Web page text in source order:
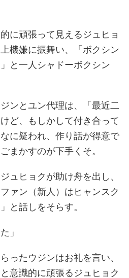
に頑張って見えるジュヒョ
機嫌に振舞い、
「ボクシン
と一人シャドーボクシン
ンとユン代理は、
「最近二
ど、もしかして付き合って
に疑われ、作り話が得意で
まかすのが下手くそ。
ュヒョクが助け舟を出し、
ァン（新人）はヒャンスク
と話しをそらす。
」
ったウジンはお礼を言い、
意識的に頑張るジュヒョク